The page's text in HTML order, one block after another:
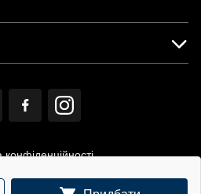
конфіденційності
угода